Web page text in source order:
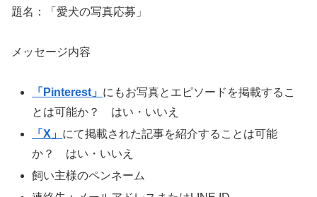
題名：「愛犬の写真応募」
メッセージ内容
「Pinterest」 にもお写真とエピソードを掲載するこ
とは可能か？ はい・いいえ
「X」 にて掲載された記事を紹介することは可能
か？ はい・いいえ
飼い主様のペンネーム